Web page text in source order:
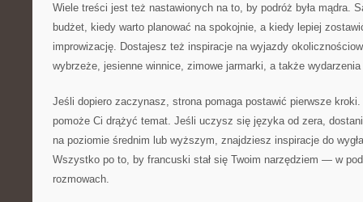
Wiele treści jest też nastawionych na to, by podróż była mądra.
budżet, kiedy warto planować na spokojnie, a kiedy lepiej
improwizację. Dostajesz też inspiracje na wyjazdy
wybrzeże, jesienne winnice, zimowe jarmarki, a także
Jeśli dopiero zaczynasz, strona pomaga postawić pierwsze
pomoże Ci drążyć temat. Jeśli uczysz się języka od zera,
na poziomie średnim lub wyższym, znajdziesz inspiracje do
Wszystko po to, by francuski stał się Twoim narzędziem — w
rozmowach.